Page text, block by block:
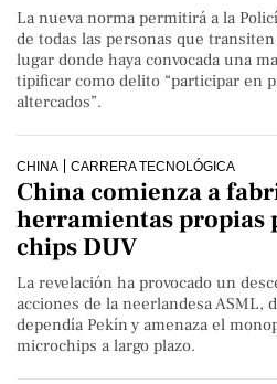
La nueva norma permitirá a la
de todas las personas que
lugar donde haya convocada una
tipificar como delito “participar en
altercados”.
CHINA CARRERA TECNOLÓGICA
China comienza a
herramientas propias
chips DUV
La revelación ha provocado un
acciones de la neerlandesa ASML,
dependía Pekín y amenaza el
microchips a largo plazo.